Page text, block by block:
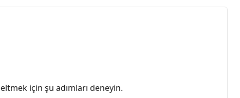
için şu adımları deneyin.